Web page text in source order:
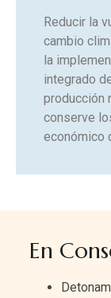
Reducir la
cambio
la
integrado
producción
conserve
económico
En